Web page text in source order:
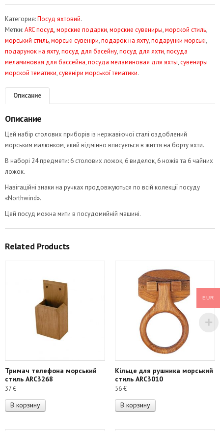
столових
приборів
24шт
Northwind
ARC15025
Категория:Посуд яхтовий.
Метки:ARC посуд,морские подарки,морские сувениры,морской стиль,
морський стиль,морські сувеніри,подарок на яхту,подарунки морські,
подарунок на яхту,посуд для басейну,посуд для яхти,посуда
меламиновая для бассейна,посуда меламиновая для яхты,сувениры
морской тематики,сувеніри морської тематики.
Описание
Описание
Цей набір столових приборів із нержавіючої сталі оздоблений
морським малюнком, який відмінно вписується в життя на борту яхти.
В наборі 24 предмети: 6 столових ложок, 6 виделок, 6 ножів та 6 чайних
ложок.
Навігаційні знаки на ручках продовжуються по всій колекції посуду
«Northwind».
Цей посуд можна мити в посудомийній машині.
Related Products
Тримач телефона морський
стиль ARC3268
37€
В корзину
Кільце для рушника морський
стиль ARC3010
56€
В корзину
EUR